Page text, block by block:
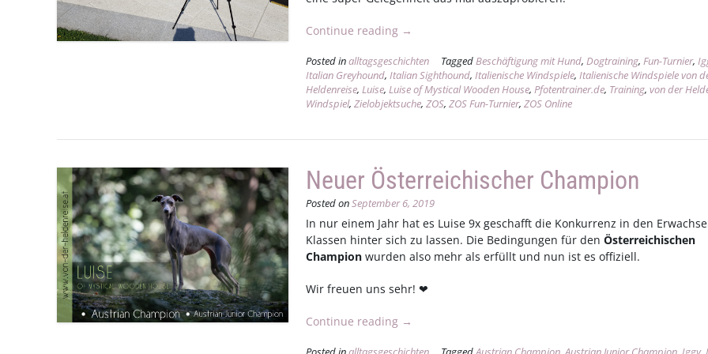
Continue reading „Besondere
–
besondere
Gelegenheiten
–
→
Posted inalltagsgeschichten TaggedBeschäftigung mit Hund,Dogtraining,Fun-Turnier,
Italian Greyhound,Italian Sighthound,Italienische Windspiele,Italienische Windspiele von
Heldenreise,Luise,Luise of Mystical Wooden House,Pfotentrainer.de, Training,von der
Windspiel,Zielobjektsuche,ZOS,ZOS Fun-Turnier,ZOS Online
Neuer Österreichischer Champion
Posted onSeptember 6, 2019
In nur einem Jahr hat es Luise 9x geschafft die Konkurrenz in den
Klassen hinter sich zu lassen. Die Bedingungen für denÖsterreichischen
Champion wurden also mehr als erfüllt und nun ist es offiziell.
Wir freuen uns sehr! ❤
Continue reading „Neuer
→